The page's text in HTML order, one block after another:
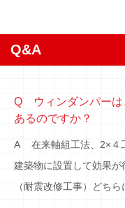
Q&A
Q ウィンダンパーは
あるのですか？
A 在来軸組工法、2×４
建築物に設置して効果
（耐震改修工事）どち